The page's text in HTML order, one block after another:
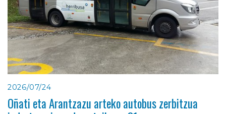
2026/07/24
Oñati eta Arantzazu arteko autobus zerbitzua